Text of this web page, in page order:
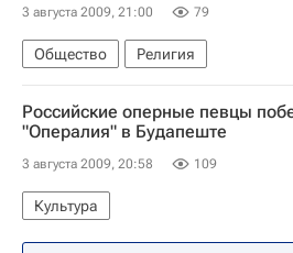
3 августа 2009, 21:00 79
Общество
Религия
Российские оперные певцы
"Опералия" в Будапеште
3 августа 2009, 20:58 109
Культура